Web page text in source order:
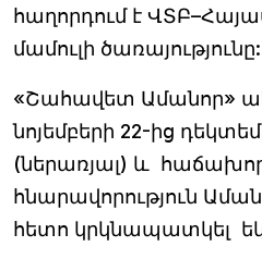
հաղորդում է
մամուլի ծառայությունը:
«Շահավետ Ամանոր»
նոյեմբերի 22-ից
(ներառյալ) և
հնարավորություն
հետո կրկնապատկել